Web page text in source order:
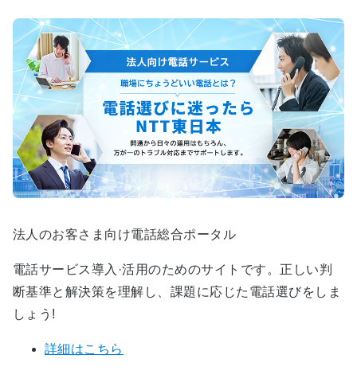
法人のお客さま向け電話総合ポータル
電話サービス導入·活用のためのサイトです。正しい判
断基準と解決策を理解し、課題に応じた電話選びをしま
しょう!
詳細はこちら